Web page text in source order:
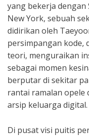
yang bekerja
New York, sebuah
didirikan oleh
persimpangan kode,
teori, menguraikan
sebagai momen
berputar di sekitar
rantai ramalan opele
arsip keluarga digital.
Di pusat visi puitis